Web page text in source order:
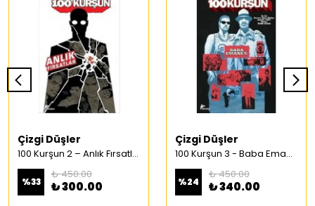
Çizgi Düşler
100 Kurşun 2 – Anlık Fırsatlar Türkçe Çizgi Roman
%33
₺ 450.00
₺ 300.00
Çizgi Düşler
100 Kurşun 3 - Baba Emaneti Türkçe Çizgi Roman
%24
₺ 450.00
₺ 340.00